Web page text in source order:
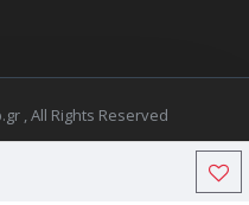
, All Rights Reserved